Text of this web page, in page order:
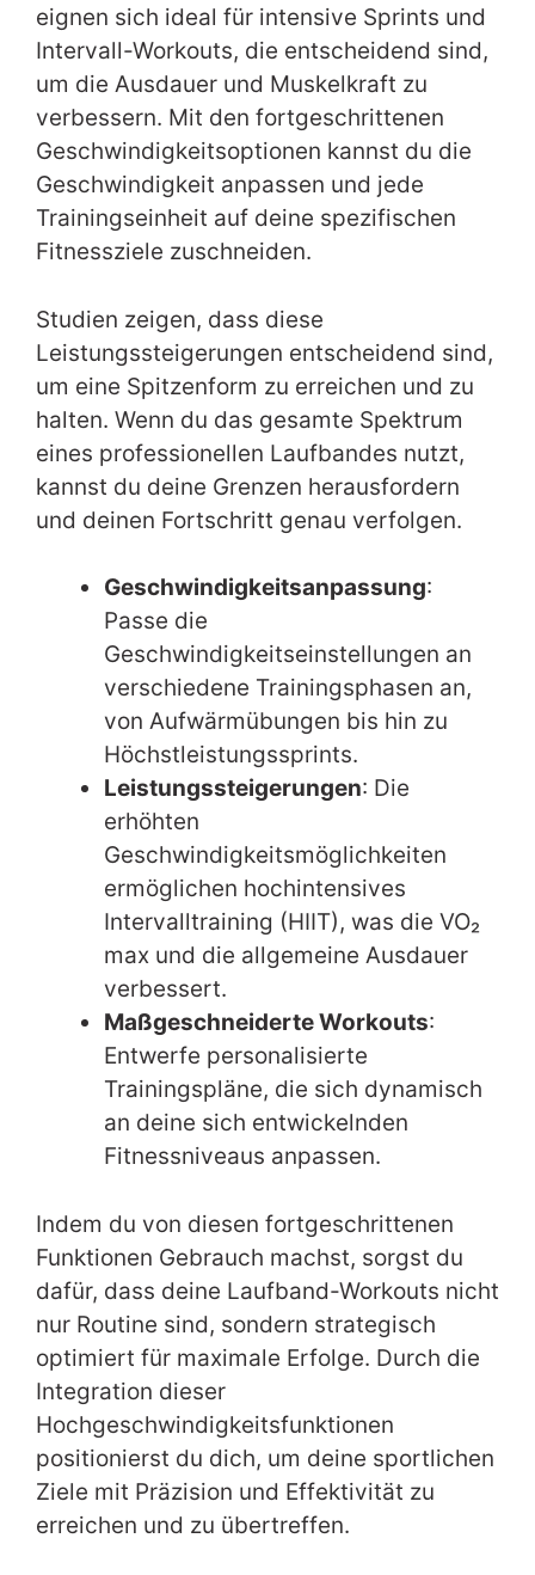
eignen sich ideal für intensive Sprints und
Intervall-Workouts, die entscheidend sind,
um die Ausdauer und Muskelkraft zu
verbessern. Mit den fortgeschrittenen
Geschwindigkeitsoptionen kannst du die
Geschwindigkeit anpassen und jede
Trainingseinheit auf deine spezifischen
Fitnessziele zuschneiden.
Studien zeigen, dass diese
Leistungssteigerungen entscheidend sind,
um eine Spitzenform zu erreichen und zu
halten. Wenn du das gesamte Spektrum
eines professionellen Laufbandes nutzt,
kannst du deine Grenzen herausfordern
und deinen Fortschritt genau verfolgen.
Geschwindigkeitsanpassung:
Passe die
Geschwindigkeitseinstellungen an
verschiedene Trainingsphasen an,
von Aufwärmübungen bis hin zu
Höchstleistungssprints.
Leistungssteigerungen: Die
erhöhten
Geschwindigkeitsmöglichkeiten
ermöglichen hochintensives
Intervalltraining (HIIT), was die VO₂
max und die allgemeine Ausdauer
verbessert.
Maßgeschneiderte Workouts:
Entwerfe personalisierte
Trainingspläne, die sich dynamisch
an deine sich entwickelnden
Fitnessniveaus anpassen.
Indem du von diesen fortgeschrittenen
Funktionen Gebrauch machst, sorgst du
dafür, dass deine Laufband-Workouts nicht
nur Routine sind, sondern strategisch
optimiert für maximale Erfolge. Durch die
Integration dieser
Hochgeschwindigkeitsfunktionen
positionierst du dich, um deine sportlichen
Ziele mit Präzision und Effektivität zu
erreichen und zu übertreffen.